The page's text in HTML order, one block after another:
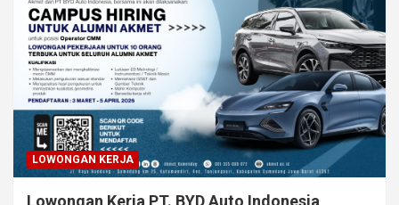
LOWONGAN KERJA
Lowongan Kerja PT. BYD Auto Indonesia